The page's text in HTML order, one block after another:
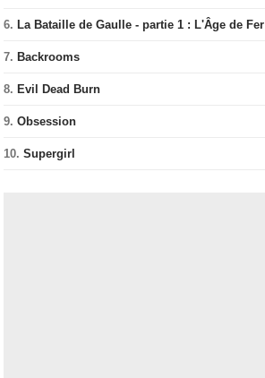
6. La Bataille de Gaulle - partie 1 : L'Âge de Fer
7. Backrooms
8. Evil Dead Burn
9. Obsession
10. Supergirl